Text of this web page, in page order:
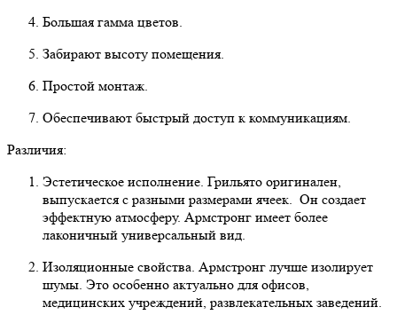
Большая гамма цветов.
Забирают высоту помещения.
Простой монтаж.
Обеспечивают быстрый доступ к коммуникациям.
Различия:
Эстетическое исполнение. Грильято оригинален,
выпускается с разными размерами ячеек. Он создает
эффектную атмосферу. Армстронг имеет более
лаконичный универсальный вид.
Изоляционные свойства. Армстронг лучше изолирует
шумы. Это особенно актуально для офисов,
медицинских учреждений, развлекательных заведений.